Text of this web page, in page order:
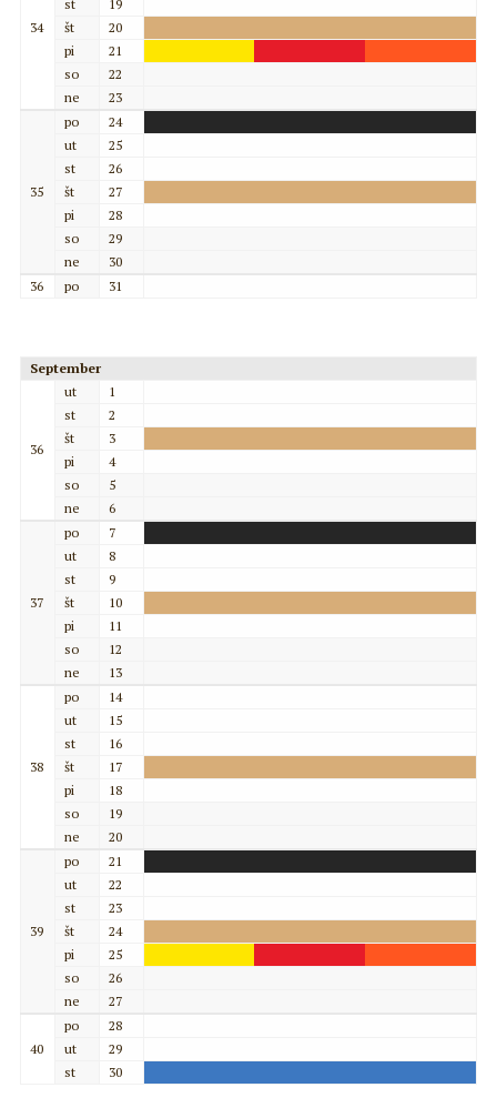
34
st
19
št
20
pi
21
so
22
ne
23
35
po
24
ut
25
st
26
št
27
pi
28
so
29
ne
30
36
po 31
September
36
ut
1
st
2
št
3
pi
4
so
5
ne
6
37
po
7
ut
8
st
9
št
10
pi
11
so
12
ne
13
38
po
14
ut
15
st
16
št
17
pi
18
so
19
ne
20
39
po
21
ut
22
st
23
št
24
pi
25
so
26
ne
27
40
po
28
ut
29
st
30